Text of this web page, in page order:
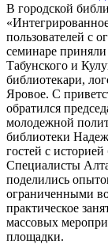
В городской
пользователей с
семинаре
Табунского и
библиотекари,
Яровое. С
обратился
молодежной
библиотеки
гостей с
Специалисты
поделились
ограниченными
практическое
массовых
площадки.